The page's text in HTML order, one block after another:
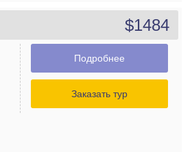
$1484
Подробнее
Заказать тур